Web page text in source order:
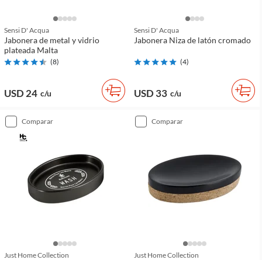
Sensi D' Acqua
Jabonera de metal y vidrio
plateada Malta
(8)
USD 24 c/u
Sensi D' Acqua
Jabonera Niza de latón cromado
(4)
USD 33 c/u
comparar
Just Home Collection
comparar
Just Home Collection